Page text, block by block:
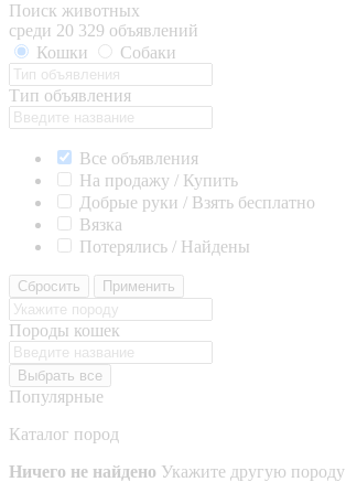
Поиск животных
среди 20 329 объявлений
Кошки
Собаки
Тип объявления
Все объявления
На продажу / Купить
Добрые руки / Взять бесплатно
Вязка
Потерялись / Найдены
Сбросить Применить
Породы кошек
Выбрать все
Популярные
Каталог пород
Ничего не найдено Укажите другую породу